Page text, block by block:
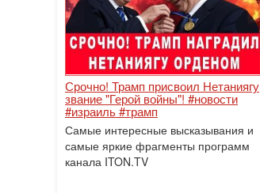
Срочно! Трамп присвоил Нетаниягу
звание "Герой войны"! #новости
#израиль #трамп
Самые интересные высказывания и
самые яркие фрагменты программ
канала ITON.TV